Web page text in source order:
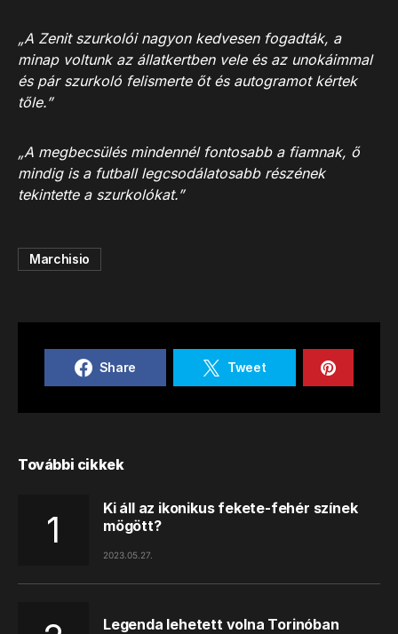
„A Zenit szurkolói nagyon kedvesen fogadták, a
minap voltunk az állatkertben vele és az unokáimmal
és pár szurkoló felismerte őt és autogramot kértek
tőle.”
„A megbecsülés mindennél fontosabb a fiamnak, ő
mindig is a futball legcsodálatosabb részének
tekintette a szurkolókat.”
Marchisio
Share Tweet
További cikkek
Ki áll az ikonikus fekete-fehér színek
mögött?
2023.05.27.
Legenda lehetett volna Torinóban